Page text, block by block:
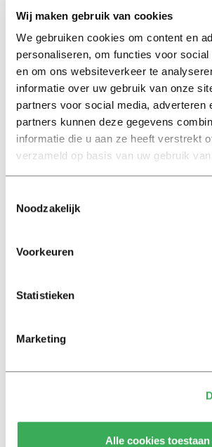
Wij maken gebruik van cookies
We gebruiken cookies om content en
personaliseren, om functies voor social
en om ons websiteverkeer te
informatie over uw gebruik van onze
partners voor social media, adverteren
partners kunnen deze gegevens
informatie die u aan ze heeft verstrekt
verzameld op basis van uw gebruik
Noodzakelijk
Voorkeuren
Statistieken
Marketing
Alle cookies toestaan
06 september
Nieuws
Van der Steur
klussen in zijn
21 maart 2016
International
Hazing at Plato:
don’t
Ontgroenen: